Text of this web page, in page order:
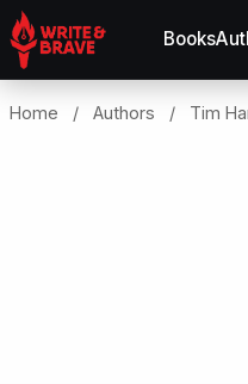
Books
Home / Authors / Tim